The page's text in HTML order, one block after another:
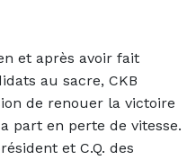
et après avoir fait
au sacre, CKB
de renouer la victoire
part en perte de vitesse.
et C.Q. des